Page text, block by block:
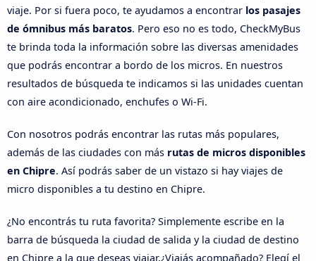
viaje. Por si fuera poco, te ayudamos a encontrar los pasajes
de ómnibus más baratos. Pero eso no es todo, CheckMyBus
te brinda toda la información sobre las diversas amenidades
que podrás encontrar a bordo de los micros. En nuestros
resultados de búsqueda te indicamos si las unidades cuentan
con aire acondicionado, enchufes o Wi-Fi.
Con nosotros podrás encontrar las rutas más populares,
además de las ciudades con más rutas de micros disponibles
en Chipre. Así podrás saber de un vistazo si hay viajes de
micro disponibles a tu destino en Chipre.
¿No encontrás tu ruta favorita? Simplemente escribe en la
barra de búsqueda la ciudad de salida y la ciudad de destino
en Chipre a la que deseas viajar.¿Viajás acompañado? Elegí el